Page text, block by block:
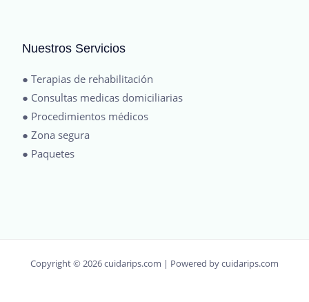
Nuestros Servicios
● Terapias de rehabilitación
● Consultas medicas domiciliarias
● Procedimientos médicos
● Zona segura
● Paquetes
Copyright © 2026 cuidarips.com | Powered by cuidarips.com